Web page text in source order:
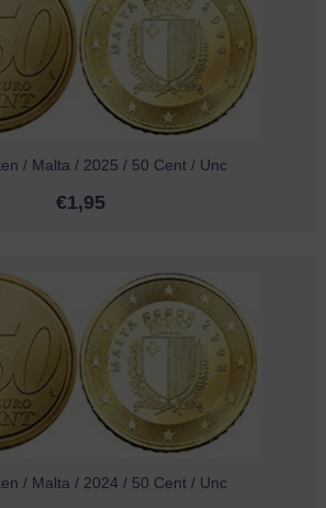
/ Malta / 2025 / 50 Cent / Unc
€1,95
/ Malta / 2024 / 50 Cent / Unc